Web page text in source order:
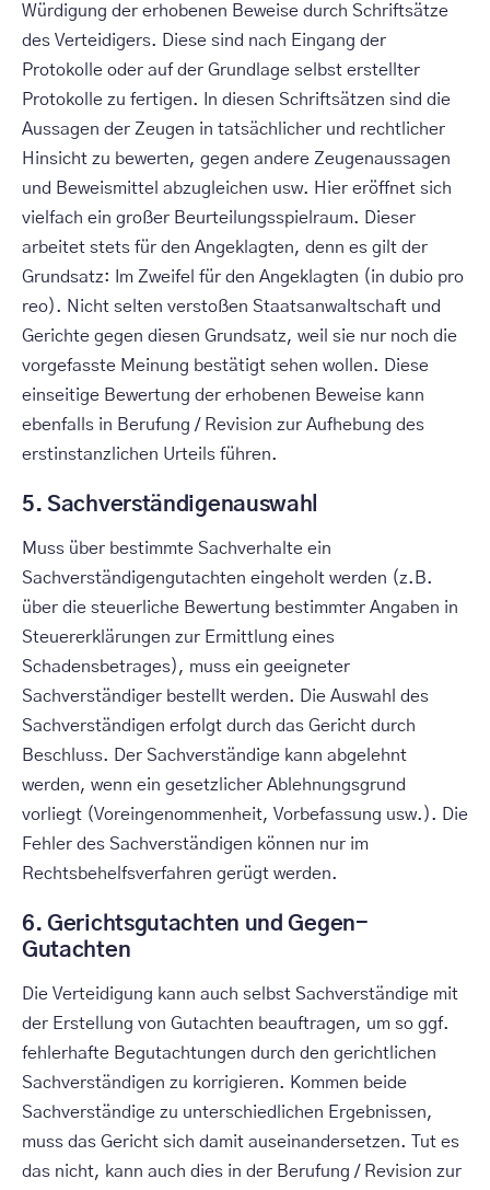
Würdigung der erhobenen Beweise durch Schriftsätze
des Verteidigers. Diese sind nach Eingang der
Protokolle oder auf der Grundlage selbst erstellter
Protokolle zu fertigen. In diesen Schriftsätzen sind die
Aussagen der Zeugen in tatsächlicher und rechtlicher
Hinsicht zu bewerten, gegen andere Zeugenaussagen
und Beweismittel abzugleichen usw. Hier eröffnet sich
vielfach ein großer Beurteilungsspielraum. Dieser
arbeitet stets für den Angeklagten, denn es gilt der
Grundsatz: Im Zweifel für den Angeklagten (in dubio pro
reo). Nicht selten verstoßen Staatsanwaltschaft und
Gerichte gegen diesen Grundsatz, weil sie nur noch die
vorgefasste Meinung bestätigt sehen wollen. Diese
einseitige Bewertung der erhobenen Beweise kann
ebenfalls in Berufung / Revision zur Aufhebung des
erstinstanzlichen Urteils führen.
5. Sachverständigenauswahl
Muss über bestimmte Sachverhalte ein
Sachverständigengutachten eingeholt werden (z.B.
über die steuerliche Bewertung bestimmter Angaben in
Steuererklärungen zur Ermittlung eines
Schadensbetrages), muss ein geeigneter
Sachverständiger bestellt werden. Die Auswahl des
Sachverständigen erfolgt durch das Gericht durch
Beschluss. Der Sachverständige kann abgelehnt
werden, wenn ein gesetzlicher Ablehnungsgrund
vorliegt (Voreingenommenheit, Vorbefassung usw.). Die
Fehler des Sachverständigen können nur im
Rechtsbehelfsverfahren gerügt werden.
6. Gerichtsgutachten und Gegen-
Gutachten
Die Verteidigung kann auch selbst Sachverständige mit
der Erstellung von Gutachten beauftragen, um so ggf.
fehlerhafte Begutachtungen durch den gerichtlichen
Sachverständigen zu korrigieren. Kommen beide
Sachverständige zu unterschiedlichen Ergebnissen,
muss das Gericht sich damit auseinandersetzen. Tut es
das nicht, kann auch dies in der Berufung / Revision zur